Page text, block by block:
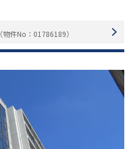
（物件No：01786189）